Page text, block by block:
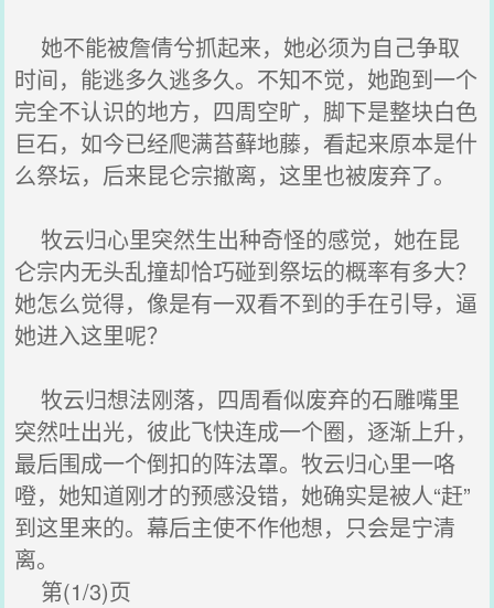
她不能被詹倩兮抓起来，她必须为自己争取
时间，能逃多久逃多久。不知不觉，她跑到一个
完全不认识的地方，四周空旷，脚下是整块白色
巨石，如今已经爬满苔藓地藤，看起来原本是什
么祭坛，后来昆仑宗撤离，这里也被废弃了。
牧云归心里突然生出种奇怪的感觉，她在昆
仑宗内无头乱撞却恰巧碰到祭坛的概率有多大？
她怎么觉得，像是有一双看不到的手在引导，逼
她进入这里呢？
牧云归想法刚落，四周看似废弃的石雕嘴里
突然吐出光，彼此飞快连成一个圈，逐渐上升，
最后围成一个倒扣的阵法罩。牧云归心里一咯
噔，她知道刚才的预感没错，她确实是被人“赶”
到这里来的。幕后主使不作他想，只会是宁清
离。
第(1/3)页